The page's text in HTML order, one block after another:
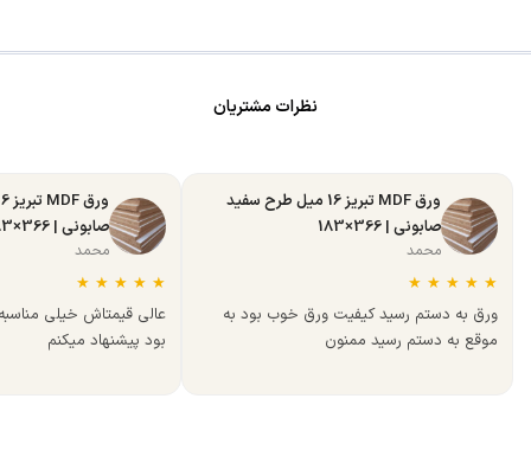
نظرات مشتریان
ورق MDF تبریز 16 میل طرح سفید
صابونی | 366×183
محمد
★
★
★
★
★
ورق به دستم رسید کیفیت ورق خوب بود به
موقع به دستم رسید ممنون
صابونی | 366×183
محمد
★
★
★
★
★
عالی قیمتاش خیلی
بود پیشنهاد میکنم